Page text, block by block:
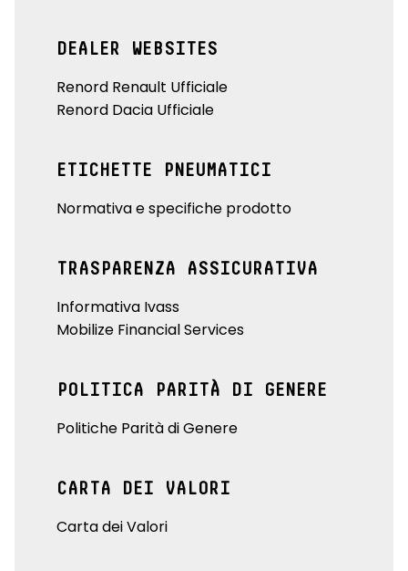
DEALER WEBSITES
Renord Renault Ufficiale
Renord Dacia Ufficiale
ETICHETTE PNEUMATICI
Normativa e specifiche prodotto
TRASPARENZA ASSICURATIVA
Informativa Ivass
Mobilize Financial Services
POLITICA PARITÀ DI GENERE
Politiche Parità di Genere
CARTA DEI VALORI
Carta dei Valori